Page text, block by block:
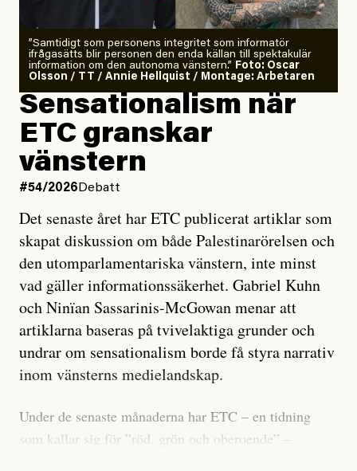
”Samtidigt som personens integritet som informatör
ifrågasätts blir personen den enda källan till spektakulär
information om den autonoma vänstern.” Foto: Oscar
Olsson / TT / Annie Hellquist / Montage: Arbetaren
Sensationalism när
ETC granskar
vänstern
#54/2026 Debatt
Det senaste året har ETC publicerat artiklar som
skapat diskussion om både Palestinarörelsen och
den utomparlamentariska vänstern, inte minst
vad gäller informationssäkerhet. Gabriel Kuhn
och Ninïan Sassarinis-McGowan menar att
artiklarna baseras på tvivelaktiga grunder och
undrar om sensationalism borde få styra narrativ
inom vänsterns medielandskap.
Under de senaste månaderna har ETC – en tidning
som kallar sig för ”röd, grön och oberoende” –